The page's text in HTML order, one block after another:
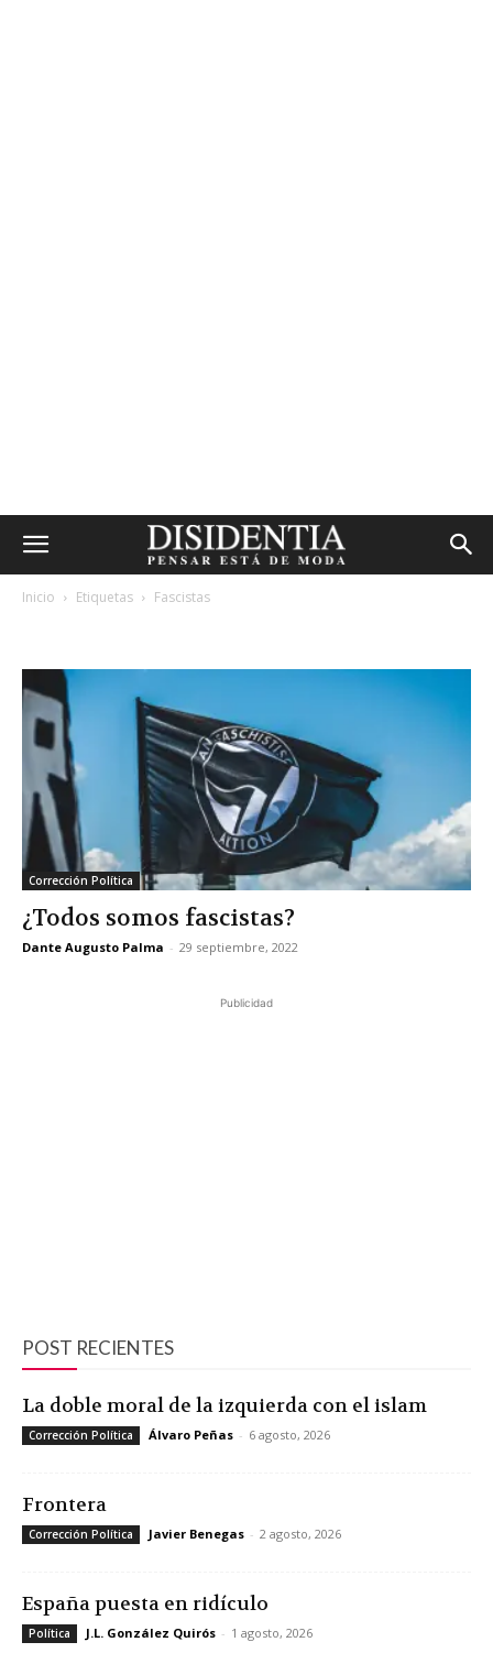
Inicio Etiquetas Fascistas
Corrección Política
¿Todos somos fascistas?
Dante Augusto Palma - 29 septiembre, 2022
Publicidad
POST RECIENTES
La doble moral de la izquierda con el islam
Corrección Política Álvaro Peñas - 6 agosto, 2026
Frontera
Corrección Política Javier Benegas - 2 agosto, 2026
España puesta en ridículo
Política J.L. González Quirós - 1 agosto, 2026